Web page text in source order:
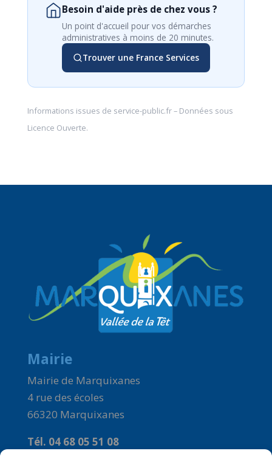
Besoin d'aide près de chez vous ?
Un point d'accueil pour vos démarches
administratives à moins de 20 minutes.
Trouver une France Services
Informations issues de service-public.fr– Données sous
Licence Ouverte.
Mairie
Mairie de Marquixanes
4 rue des écoles
66320 Marquixanes
Tél. 04 68 05 51 08